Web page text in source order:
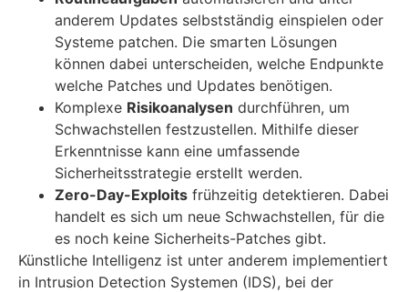
anderem Updates selbstständig einspielen oder
Systeme patchen. Die smarten Lösungen
können dabei unterscheiden, welche Endpunkte
welche Patches und Updates benötigen.
Komplexe Risikoanalysen durchführen, um
Schwachstellen festzustellen. Mithilfe dieser
Erkenntnisse kann eine umfassende
Sicherheitsstrategie erstellt werden.
Zero-Day-Exploits frühzeitig detektieren. Dabei
handelt es sich um neue Schwachstellen, für die
es noch keine Sicherheits-Patches gibt.
Künstliche Intelligenz ist unter anderem implementiert
in Intrusion Detection Systemen (IDS), bei der